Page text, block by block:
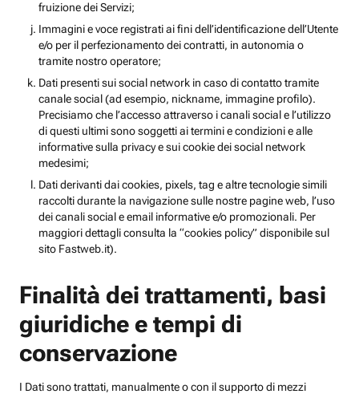
fruizione dei Servizi;
Immagini e voce registrati ai fini dell’identificazione dell’Utente
e/o per il perfezionamento dei contratti, in autonomia o
tramite nostro operatore;
Dati presenti sui social network in caso di contatto tramite
canale social (ad esempio, nickname, immagine profilo).
Precisiamo che l’accesso attraverso i canali social e l’utilizzo
di questi ultimi sono soggetti ai termini e condizioni e alle
informative sulla privacy e sui cookie dei social network
medesimi;
Dati derivanti dai cookies, pixels, tag e altre tecnologie simili
raccolti durante la navigazione sulle nostre pagine web, l’uso
dei canali social e email informative e/o promozionali. Per
maggiori dettagli consulta la “cookies policy” disponibile sul
sito Fastweb.it).
Finalità dei trattamenti, basi
giuridiche e tempi di
conservazione
I Dati sono trattati, manualmente o con il supporto di mezzi